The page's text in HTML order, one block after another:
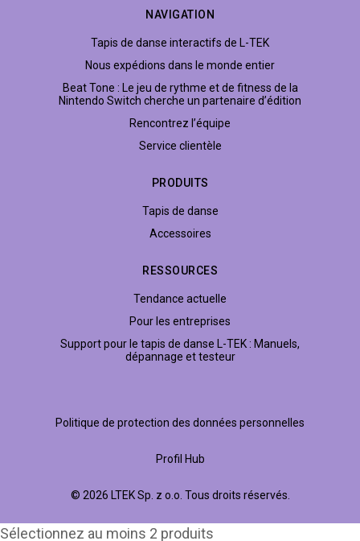
NAVIGATION
Tapis de danse interactifs de L-TEK
Nous expédions dans le monde entier
Beat Tone : Le jeu de rythme et de fitness de la
Nintendo Switch cherche un partenaire d’édition
Rencontrez l’équipe
Service clientèle
PRODUITS
Tapis de danse
Accessoires
RESSOURCES
Tendance actuelle
Pour les entreprises
Support pour le tapis de danse L-TEK : Manuels,
dépannage et testeur
© 2026 LTEK Sp. z o.o. Tous droits réservés.
Politique de protection des données personnelles
Profil Hub
Sélectionnez au moins 2 produits